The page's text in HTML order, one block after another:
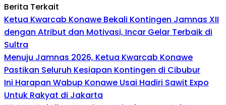
Berita Terkait
Ketua Kwarcab Konawe Bekali Kontingen Jamnas XII
dengan Atribut dan Motivasi, Incar Gelar Terbaik di
Sultra
Menuju Jamnas 2026, Ketua Kwarcab Konawe
Pastikan Seluruh Kesiapan Kontingen di Cibubur
Ini Harapan Wabup Konawe Usai Hadiri Sawit Expo
Untuk Rakyat di Jakarta